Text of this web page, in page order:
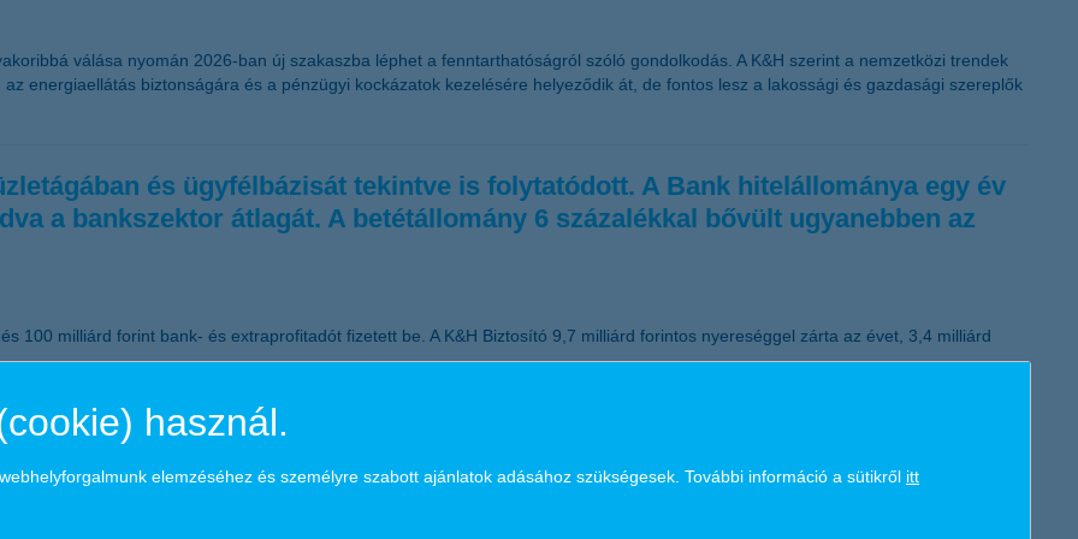
válása nyomán 2026-ban új szakaszba léphet a fenntarthatóságról szóló gondolkodás. A K&H szerint a nemzetközi trendek
energiaellátás biztonságára és a pénzügyi kockázatok kezelésére helyeződik át, de fontos lesz a lakossági és gazdasági szereplők
és ügyfélbázisát tekintve is folytatódott. A Bank hitelállománya egy év
a bankszektor átlagát. A betétállomány 6 százalékkal bővült ugyanebben az
100 milliárd forint bank- és extraprofitadót fizetett be. A K&H Biztosító 9,7 milliárd forintos nyereséggel zárta az évet, 3,4 milliárd
használ.
elemzéséhez és személyre szabott ajánlatok adásához szükségesek. További információ a sütikről itt